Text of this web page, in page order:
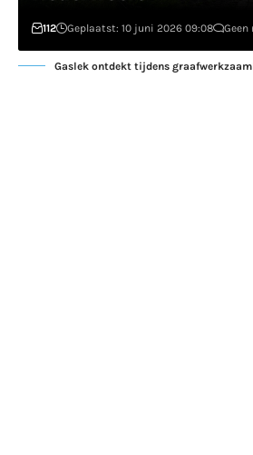
112 Geplaatst: 10 juni 2026 09:08 Geen
Gaslek ontdekt tijdens